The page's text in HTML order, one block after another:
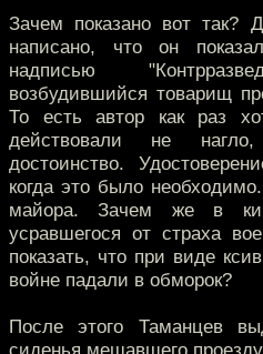
Зачем показано вот так?
написано, что он
надписью
возбудившийся товарищ
То есть автор как раз
действовали не
достоинство.
когда это было
майора. Зачем же в
усравшегося от страха
показать, что при виде
войне падали в обморок?
После этого Таманцев